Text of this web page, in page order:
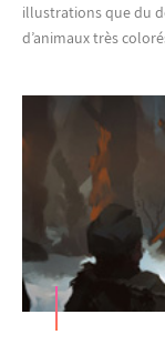
illustrations que du
d’animaux très